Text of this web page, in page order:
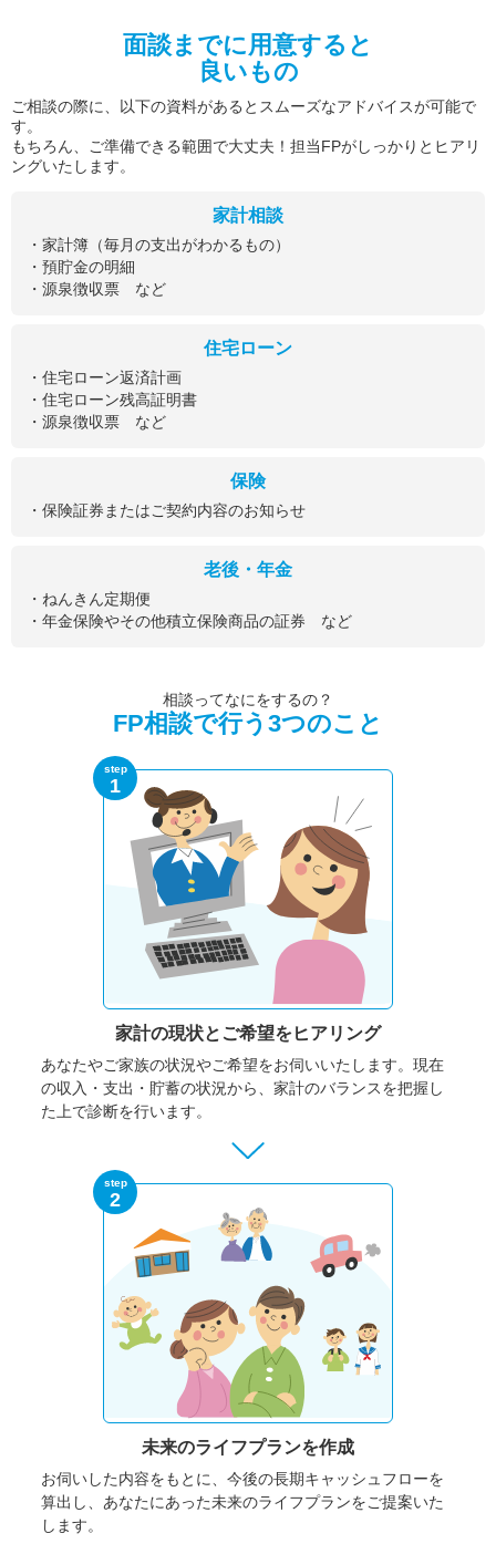
面談までに用意すると
良いもの
ご相談の際に、以下の資料があるとスムーズなアドバイスが可能で
す。
もちろん、ご準備できる範囲で大丈夫！担当FPがしっかりとヒアリ
ングいたします。
家計相談
・家計簿（毎月の支出がわかるもの）
・預貯金の明細
・源泉徴収票 など
住宅ローン
・住宅ローン返済計画
・住宅ローン残高証明書
・源泉徴収票 など
保険
・保険証券またはご契約内容のお知らせ
老後・年金
・ねんきん定期便
・年金保険やその他積立保険商品の証券 など
相談ってなにをするの？
FP相談で行う3つのこと
step
1
家計の現状と ご希望をヒアリング
あなたやご家族の状況やご希望をお伺いいたします。 現在
の収入・支出・貯蓄の状況から、家計のバランスを把握し
た上で診断を行います。
step
2
未来のライフプランを作成
お伺いした内容をもとに、今後の長期キャッシュフローを
算出し、あなたにあった未来のライフプランをご提案いた
します。